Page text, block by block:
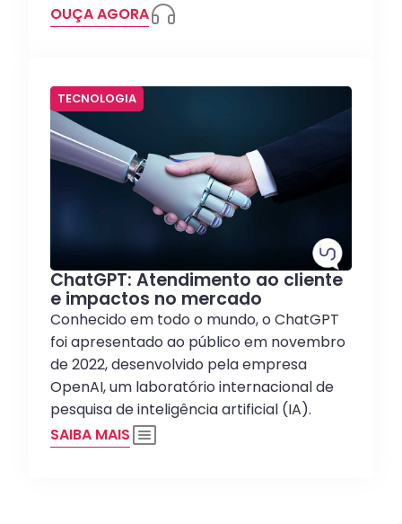
OUÇA AGORA
TECNOLOGIA
ChatGPT: Atendimento ao cliente
e impactos no mercado
Conhecido em todo o mundo, o ChatGPT
foi apresentado ao público em novembro
de 2022, desenvolvido pela empresa
OpenAI, um laboratório internacional de
pesquisa de inteligência artificial (IA).
SAIBA MAIS